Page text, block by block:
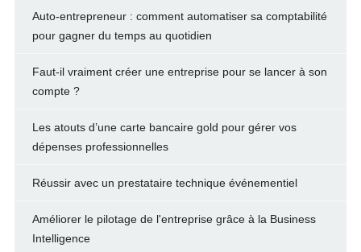
Auto-entrepreneur : comment automatiser sa comptabilité
pour gagner du temps au quotidien
Faut-il vraiment créer une entreprise pour se lancer à son
compte ?
Les atouts d’une carte bancaire gold pour gérer vos
dépenses professionnelles
Réussir avec un prestataire technique événementiel
Améliorer le pilotage de l'entreprise grâce à la Business
Intelligence